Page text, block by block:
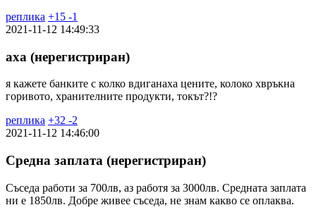
реплика +15 -1
2021-11-12 14:49:33
аха (нерегистриран)
я кажете банките с колко вдиганаха цените, колоко хвръкна
горивото, хранителните продукти, токът?!?
реплика +32 -2
2021-11-12 14:46:00
Средна заплата (нерегистриран)
Съседа работи за 700лв, аз работя за 3000лв. Средната заплата
ни е 1850лв. Добре живее съседа, не знам какво се оплаква.